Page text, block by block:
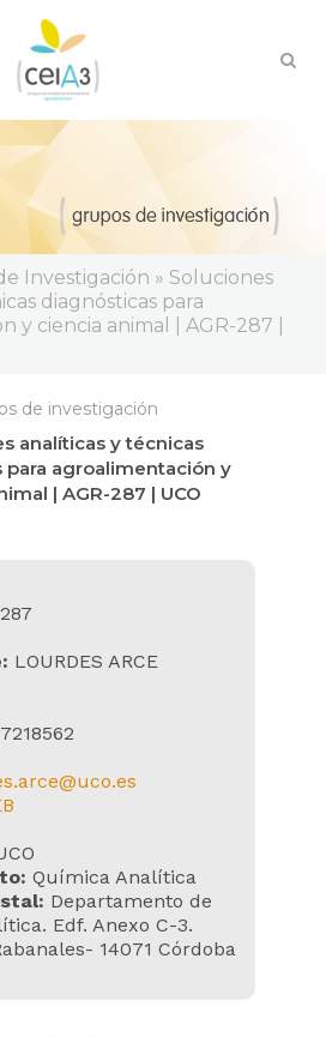
Investigación » Soluciones
diagnósticas para
y ciencia animal | AGR-287 |
de investigación
analíticas y técnicas
para agroalimentación y
| AGR-287 | UCO
LOURDES ARCE
Química Analítica
Departamento de
Edf. Anexo C-3.
14071 Córdoba